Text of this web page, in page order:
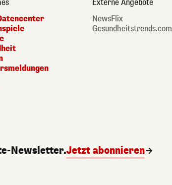
Externe Angebote
NewsFlix
Gesundheitstrends.com
Newsletter.Jetzt abonnieren